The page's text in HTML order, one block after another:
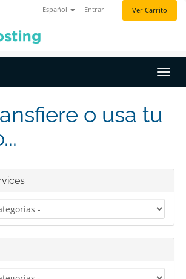
Español Entrar Ver Carrito
o usa tu